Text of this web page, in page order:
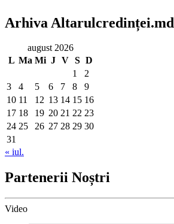
Arhiva Altarulcredinței.md
august 2026
L Ma Mi J V S D
1
2
3
4 5 6 7 8
9
10 11 12 13 14 15 16
17 18 19 20 21 22 23
24 25 26 27 28 29 30
31
« iul.
Partenerii Noștri
Video